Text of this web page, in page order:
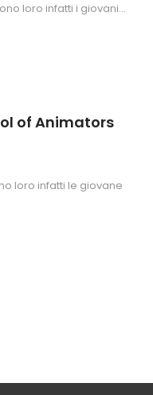
loro infatti i giovani…
of Animators
loro infatti le giovane